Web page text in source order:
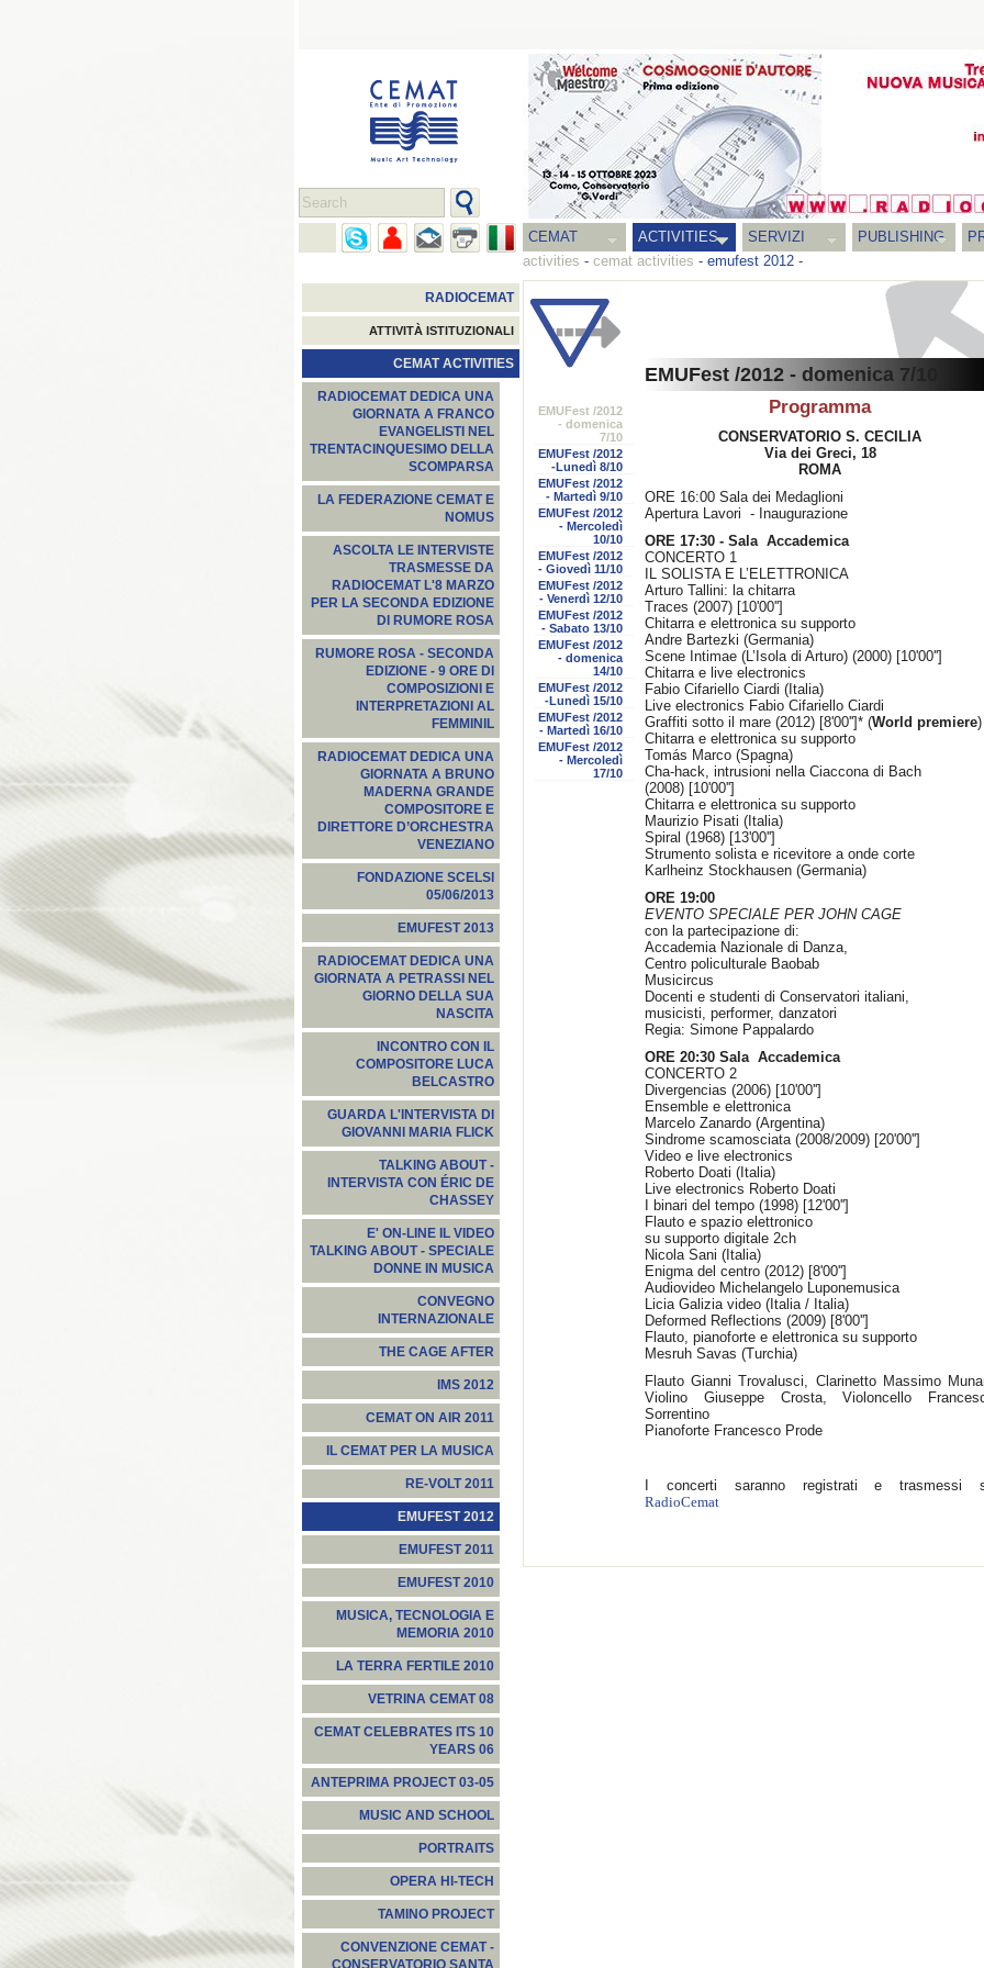
CEMAT ACTIVITIES SERVIZI PUBLISHING
activities - cemat activities - emufest 2012 -
RADIOCEMAT
ATTIVITÀ ISTITUZIONALI
CEMAT ACTIVITIES
RADIOCEMAT DEDICA UNA
GIORNATA A FRANCO
EVANGELISTI NEL
TRENTACINQUESIMO DELLA
SCOMPARSA
LA FEDERAZIONE CEMAT E
NOMUS
ASCOLTA LE INTERVISTE
TRASMESSE DA
RADIOCEMAT L'8 MARZO
PER LA SECONDA EDIZIONE
DI RUMORE ROSA
RUMORE ROSA - SECONDA
EDIZIONE - 9 ORE DI
COMPOSIZIONI E
INTERPRETAZIONI AL
FEMMINIL
RADIOCEMAT DEDICA UNA
GIORNATA A BRUNO
MADERNA GRANDE
COMPOSITORE E
DIRETTORE D’ORCHESTRA
VENEZIANO
FONDAZIONE SCELSI
05/06/2013
EMUFEST 2013
RADIOCEMAT DEDICA UNA
GIORNATA A PETRASSI NEL
GIORNO DELLA SUA
NASCITA
INCONTRO CON IL
COMPOSITORE LUCA
BELCASTRO
GUARDA L'INTERVISTA DI
GIOVANNI MARIA FLICK
TALKING ABOUT -
INTERVISTA CON ÉRIC DE
CHASSEY
E' ON-LINE IL VIDEO
TALKING ABOUT - SPECIALE
DONNE IN MUSICA
CONVEGNO
INTERNAZIONALE
THE CAGE AFTER
IMS 2012
CEMAT ON AIR 2011
IL CEMAT PER LA MUSICA
RE-VOLT 2011
EMUFEST 2012
EMUFEST 2011
EMUFEST 2010
MUSICA, TECNOLOGIA E
MEMORIA 2010
LA TERRA FERTILE 2010
VETRINA CEMAT 08
CEMAT CELEBRATES ITS 10
YEARS 06
ANTEPRIMA PROJECT 03-05
MUSIC AND SCHOOL
PORTRAITS
OPERA HI-TECH
TAMINO PROJECT
CONVENZIONE CEMAT -
CONSERVATORIO SANTA
EMUFest /2012
- domenica
7/10
EMUFest /2012
-Lunedì 8/10
EMUFest /2012
- Martedì 9/10
EMUFest /2012
- Mercoledì
10/10
EMUFest /2012
- Giovedì 11/10
EMUFest /2012
- Venerdì 12/10
EMUFest /2012
- Sabato 13/10
EMUFest /2012
- domenica
14/10
EMUFest /2012
-Lunedì 15/10
EMUFest /2012
- Martedì 16/10
EMUFest /2012
- Mercoledì
17/10
EMUFest /2012 - domenica 7/10
Programma
CONSERVATORIO S. CECILIA
Via dei Greci, 18
ROMA
ORE 16:00 Sala dei Medaglioni
Apertura Lavori - Inaugurazione
ORE 17:30 - Sala Accademica
CONCERTO 1
IL SOLISTA E L’ELETTRONICA
Arturo Tallini: la chitarra
Traces (2007) [10'00'']
Chitarra e elettronica su supporto
Andre Bartezki (Germania)
Scene Intimae (L’Isola di Arturo) (2000) [10'00'']
Chitarra e live electronics
Fabio Cifariello Ciardi (Italia)
Live electronics Fabio Cifariello Ciardi
Graffiti sotto il mare (2012) [8'00'']* (World premiere)
Chitarra e elettronica su supporto
Tomás Marco (Spagna)
Cha-hack, intrusioni nella Ciaccona di Bach
(2008) [10'00'']
Chitarra e elettronica su supporto
Maurizio Pisati (Italia)
Spiral (1968) [13'00'']
Strumento solista e ricevitore a onde corte
Karlheinz Stockhausen (Germania)
ORE 19:00
EVENTO SPECIALE PER JOHN CAGE
con la partecipazione di:
Accademia Nazionale di Danza,
Centro policulturale Baobab
Musicircus
Docenti e studenti di Conservatori italiani,
musicisti, performer, danzatori
Regia: Simone Pappalardo
ORE 20:30 Sala Accademica
CONCERTO 2
Divergencias (2006) [10'00'']
Ensemble e elettronica
Marcelo Zanardo (Argentina)
Sindrome scamosciata (2008/2009) [20'00'']
Video e live electronics
Roberto Doati (Italia)
Live electronics Roberto Doati
I binari del tempo (1998) [12'00'']
Flauto e spazio elettronico
su supporto digitale 2ch
Nicola Sani (Italia)
Enigma del centro (2012) [8'00'']
Audiovideo Michelangelo Luponemusica
Licia Galizia video (Italia / Italia)
Deformed Reflections (2009) [8'00'']
Flauto, pianoforte e elettronica su supporto
Mesruh Savas (Turchia)
Flauto Gianni Trovalusci, Clarinetto Massimo
Violino Giuseppe Crosta, Violoncello
Sorrentino
Pianoforte Francesco Prode
I concerti saranno registrati e trasmessi
RadioCemat